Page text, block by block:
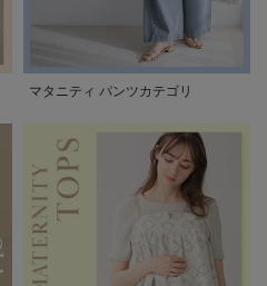
マタニティ パンツカテゴリ